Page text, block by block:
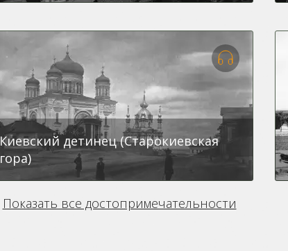
Киевский детинец (Старокиевская
гора)
Показать все достопримечательности